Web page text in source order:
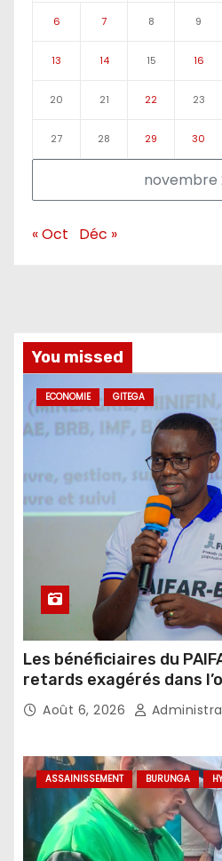
novembre
6 7 8 9
13 14 15 16
20 21 22 23
27 28 29 30
« Oct Déc »
You missed
ECONOMIE GITEGA
Les bénéficiaires du
retards exagérés dans
agricoles
Août 6, 2026
ASSAINISSEMENT BURUNGA